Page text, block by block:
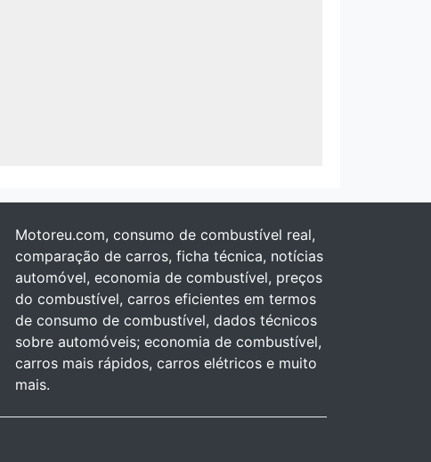
Motoreu.com, consumo de combustível real,
comparação de carros, ficha técnica, notícias
automóvel, economia de combustível, preços
do combustível, carros eficientes em termos
de consumo de combustível, dados técnicos
sobre automóveis; economia de combustível,
carros mais rápidos, carros elétricos e muito
mais.